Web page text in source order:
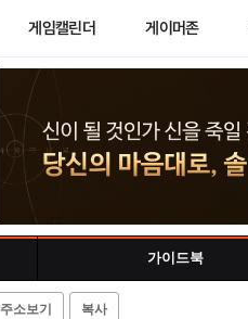
게임캘린더 게이머존
가이드북
주소보기 복사